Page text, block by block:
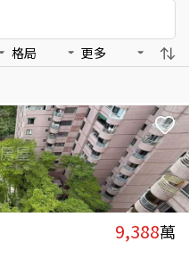
格局 更多
9,388萬